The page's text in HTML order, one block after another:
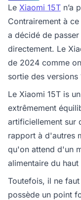
Le Xiaomi 15T n’a
Contrairement à
a décidé de
directement. Le
de 2024 comme
sortie des versions
Le Xiaomi 15T is
extrêmement
artificiellement sur
rapport à d'autres
qu'on attend d'un
alimentaire du
Toutefois, il ne
possède un point